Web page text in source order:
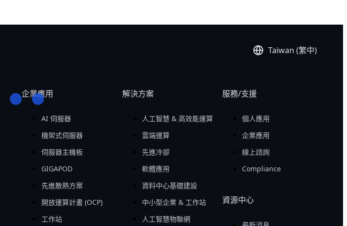
Taiwan (繁中)
企業應用
AI 伺服器
機架式伺服器
伺服器主機板
GIGAPOD
先進散熱方案
開放運算計畫 (OCP)
工作站
解決方案
人工智慧 & 高效能運算
雲端運算
先進冷卻
軟體應用
資料中心基礎建設
中小型企業 & 工作站
人工智慧物聯網
服務/支援
個人應用
企業應用
線上諮詢
Compliance
資源中心